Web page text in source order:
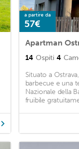
a partire da
57€
Apartman
14 Ospiti 4
Situato a
barbecue e una
Nazionale della
fruibile